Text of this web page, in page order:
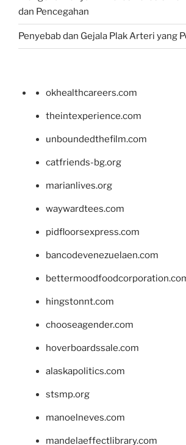
dan Pencegahan
Penyebab dan Gejala Plak Arteri yang
okhealthcareers.com
theintexperience.com
unboundedthefilm.com
catfriends-bg.org
marianlives.org
waywardtees.com
pidfloorsexpress.com
bancodevenezuelaen.com
hingstonnt.com
chooseagender.com
hoverboardssale.com
alaskapolitics.com
stsmp.org
manoelneves.com
mandelaeffectlibrary.com